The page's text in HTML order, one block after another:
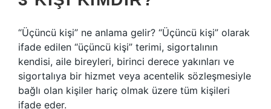
“Üçüncü kişi” ne anlama gelir? “Üçüncü kişi” olarak
ifade edilen “üçüncü kişi” terimi, sigortalının
kendisi, aile bireyleri, birinci derece yakınları ve
sigortalıya bir hizmet veya acentelik sözleşmesiyle
bağlı olan kişiler hariç olmak üzere tüm kişileri
ifade eder.